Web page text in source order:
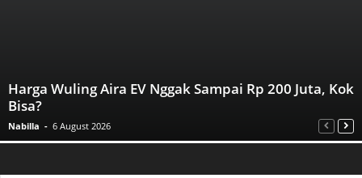
Harga Wuling Aira EV Nggak Sampai Rp 200 Juta, Kok
Bisa?
Nabilla - 6 August 2026